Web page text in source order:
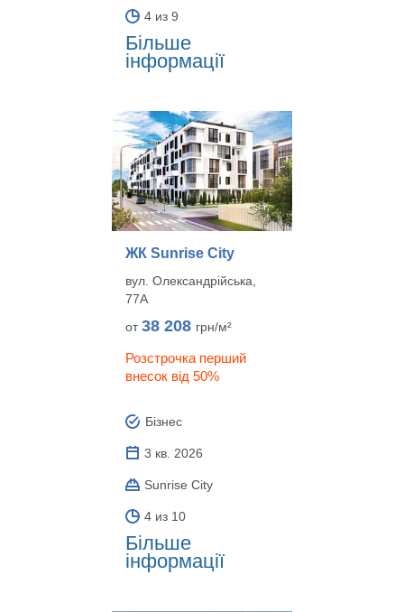
4 из 9
Більше
інформації
ЖК Sunrise City
вул. Олександрійська,
77А
от38 208 грн/м²
Розстрочка перший
внесок від 50%
Бізнес
3 кв. 2026
Sunrise City
4 из 10
Більше
інформації